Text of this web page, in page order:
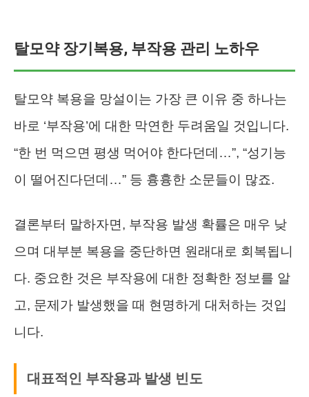
탈모약 장기복용, 부작용 관리 노하우
탈모약 복용을 망설이는 가장 큰 이유 중 하나는
바로 ‘부작용’에 대한 막연한 두려움일 것입니다.
“한 번 먹으면 평생 먹어야 한다던데…”, “성기능
이 떨어진다던데…” 등 흉흉한 소문들이 많죠.
결론부터 말하자면, 부작용 발생 확률은 매우 낮
으며 대부분 복용을 중단하면 원래대로 회복됩니
다. 중요한 것은 부작용에 대한 정확한 정보를 알
고, 문제가 발생했을 때 현명하게 대처하는 것입
니다.
대표적인 부작용과 발생 빈도